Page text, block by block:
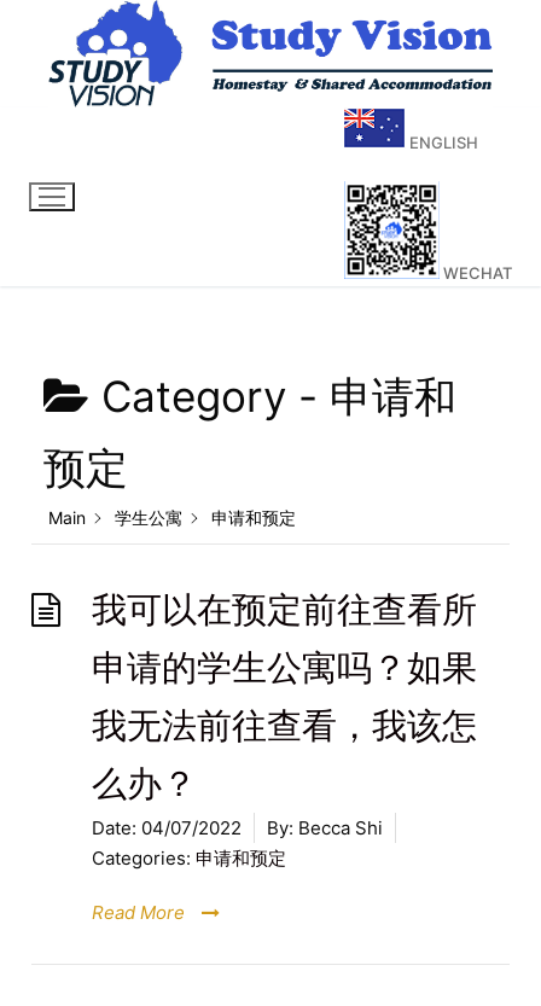
ENGLISH
WECHAT
Category - 申请和
预定
Main 学生公寓 申请和预定
我可以在预定前往查看所
申请的学生公寓吗？如果
我无法前往查看，我该怎
么办？
Date: 04/07/2022 By: Becca Shi
Categories: 申请和预定
Read More